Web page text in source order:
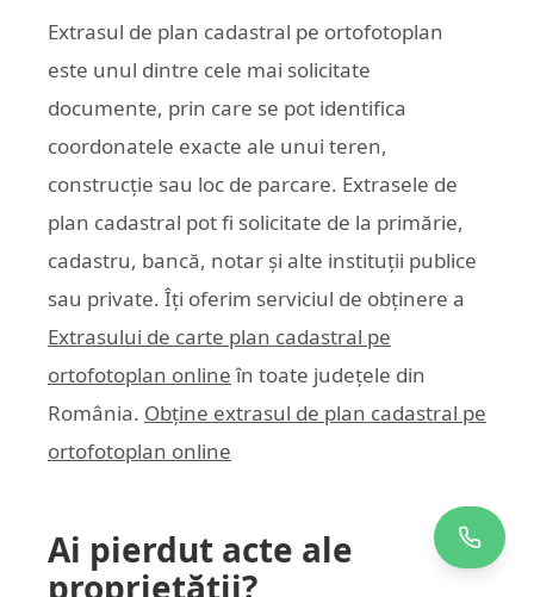
Extrasul de plan cadastral pe ortofotoplan
este unul dintre cele mai solicitate
documente, prin care se pot identifica
coordonatele exacte ale unui teren,
construcție sau loc de parcare. Extrasele de
plan cadastral pot fi solicitate de la primărie,
cadastru, bancă, notar și alte instituții publice
sau private. Îți oferim serviciul de obținere a
Extrasului de carte plan cadastral pe
ortofotoplan online în toate județele din
România. Obține extrasul de plan cadastral pe
ortofotoplan online
Ai pierdut acte ale
proprietății?